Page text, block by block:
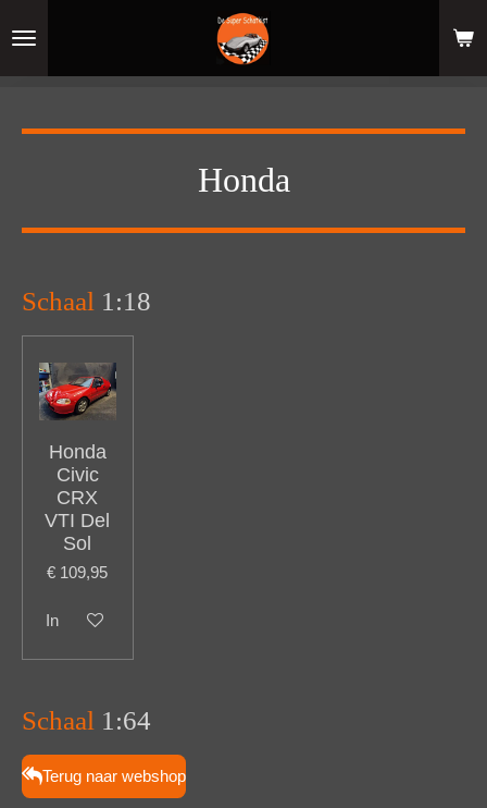
direct
naar
hoofdinhoud
Honda
Schaal 1:18
Honda
Civic
CRX
VTI Del
Sol
€ 109,95
In winkelwagen
Schaal 1:64
Terug naar webshop